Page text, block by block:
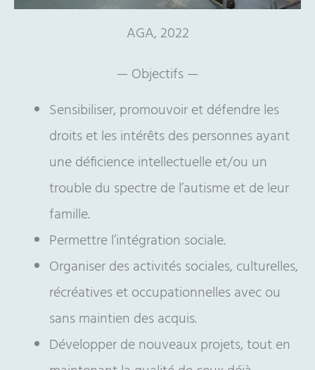
AGA, 2022
— Objectifs —
Sensibiliser, promouvoir et défendre les
droits et les intérêts des personnes ayant
une déficience intellectuelle et/ou un
trouble du spectre de l’autisme et de leur
famille.
Permettre l’intégration sociale.
Organiser des activités sociales, culturelles,
récréatives et occupationnelles avec ou
sans maintien des acquis.
Développer de nouveaux projets, tout en